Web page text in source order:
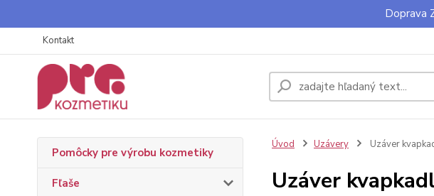
Doprava
Kontakt
Pomôcky pre výrobu kozmetiky
Fľaše
Úvod Uzávery Uzáver
Uzáver